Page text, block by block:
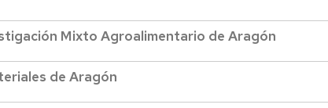
Mixto Agroalimentario de Aragón
de Aragón